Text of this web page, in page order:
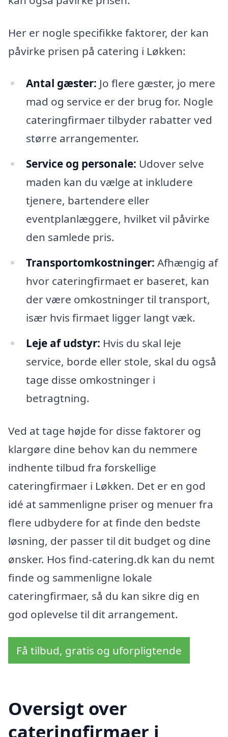
Her er nogle specifikke faktorer, der kan
påvirke prisen på catering i Løkken:
Antal gæster: Jo flere gæster, jo mere
mad og service er der brug for. Nogle
cateringfirmaer tilbyder rabatter ved
større arrangementer.
Service og personale: Udover selve
maden kan du vælge at inkludere
tjenere, bartendere eller
eventplanlæggere, hvilket vil påvirke
den samlede pris.
Transportomkostninger: Afhængig af
hvor cateringfirmaet er baseret, kan
der være omkostninger til transport,
især hvis firmaet ligger langt væk.
Leje af udstyr: Hvis du skal leje
service, borde eller stole, skal du også
tage disse omkostninger i
betragtning.
Ved at tage højde for disse faktorer og
klargøre dine behov kan du nemmere
indhente tilbud fra forskellige
cateringfirmaer i Løkken. Det er en god
idé at sammenligne priser og menuer fra
flere udbydere for at finde den bedste
løsning, der passer til dit budget og dine
ønsker. Hos find-catering.dk kan du nemt
finde og sammenligne lokale
cateringfirmaer, så du kan sikre dig en
god oplevelse til dit arrangement.
Få tilbud, gratis og uforpligtende
Oversigt over
cateringfirmaer i